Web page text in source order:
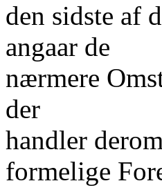
den sidste af
angaar de
nærmere
der
handler
formelige